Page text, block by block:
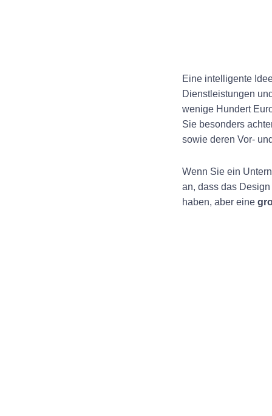
Eine intelligente
Dienstleistungen
wenige Hundert
Sie besonders
sowie deren Vor-
Wenn Sie ein
an, dass das
haben, aber eine